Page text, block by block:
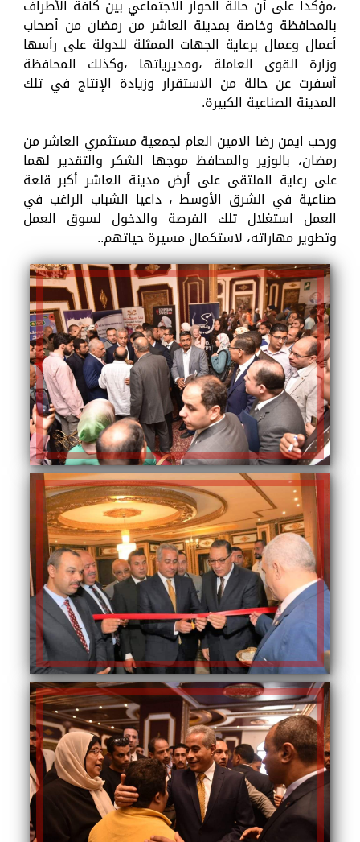
،مؤكدا على أن حالة الحوار الاجتماعي بين كافة الأطراف
بالمحافظة وخاصة بمدينة العاشر من رمضان من أصحاب
أعمال وعمال برعاية الجهات الممثلة للدولة على رأسها
وزارة القوى العاملة ،ومديرياتها ،وكذلك المحافظة
أسفرت عن حالة من الاستقرار وزيادة الإنتاج في تلك
المدينة الصناعية الكبيرة.
ورحب ايمن رضا الامين العام لجمعية مستثمري العاشر من
رمضان، بالوزير والمحافظ موجها الشكر والتقدير لهما
على رعاية الملتقى على أرض مدينة العاشر أكبر قلعة
صناعية في الشرق الأوسط ، داعيا الشباب الراغب في
العمل استغلال تلك الفرصة والدخول لسوق العمل
وتطوير مهاراته، لاستكمال مسيرة حياتهم..